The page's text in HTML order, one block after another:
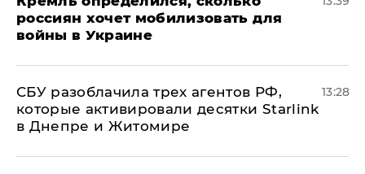
россиян хочет мобилизовать для
войны в Украине
СБУ разоблачила трех агентов РФ,
которые активировали десятки Starlink
в Днепре и Житомире
13:28